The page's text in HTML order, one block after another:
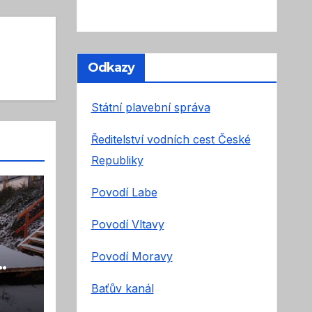
Odkazy
Státní plavební správa
Ředitelství vodních cest České
Republiky
Povodí Labe
Povodí Vltavy
Povodí Moravy
Baťův kanál